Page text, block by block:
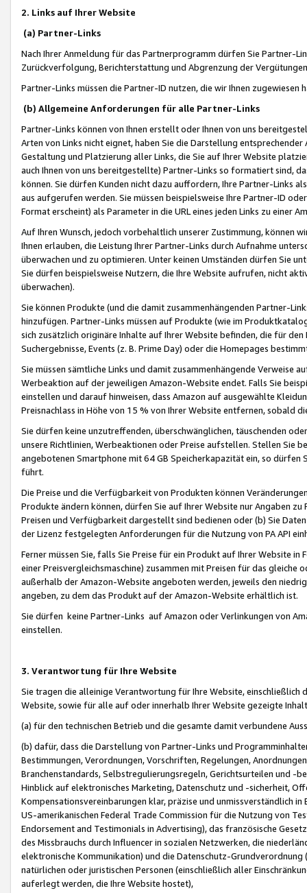
2. Links auf Ihrer Website
(a) Partner-Links
Nach Ihrer Anmeldung für das Partnerprogramm dürfen Sie Partner-
Zurückverfolgung, Berichterstattung und Abgrenzung der
Partner-Links müssen die Partner-ID nutzen, die wir Ihnen zugewiesen
(b) Allgemeine Anforderungen für alle Partner-Links
Partner-Links können von Ihnen erstellt oder Ihnen von uns
Arten von Links nicht eignet, haben Sie die Darstellung
Gestaltung und Platzierung aller Links, die Sie auf Ihrer Website
auch Ihnen von uns bereitgestellte) Partner-Links so formatiert sind,
können. Sie dürfen Kunden nicht dazu auffordern, Ihre Partner-Links
aus aufgerufen werden. Sie müssen beispielsweise Ihre Partner-ID
Format erscheint) als Parameter in die URL eines jeden Links zu einer
Auf Ihren Wunsch, jedoch vorbehaltlich unserer Zustimmung, können
Ihnen erlauben, die Leistung Ihrer Partner-Links durch Aufnahme
überwachen und zu optimieren. Unter keinen Umständen dürfen Sie
Sie dürfen beispielsweise Nutzern, die Ihre Website aufrufen, nicht
überwachen).
Sie können Produkte (und die damit zusammenhängenden Partner-
hinzufügen. Partner-Links müssen auf Produkte (wie im
sich zusätzlich originäre Inhalte auf Ihrer Website befinden, die für
Suchergebnisse, Events (z. B. Prime Day) oder die Homepages
Sie müssen sämtliche Links und damit zusammenhängende
Werbeaktion auf der jeweiligen Amazon-Website endet. Falls Sie
einstellen und darauf hinweisen, dass Amazon auf ausgewählte
Preisnachlass in Höhe von 15 % von Ihrer Website entfernen, sobald
Sie dürfen keine unzutreffenden, überschwänglichen, täuschenden
unsere Richtlinien, Werbeaktionen oder Preise aufstellen. Stellen Sie
angebotenen Smartphone mit 64 GB Speicherkapazität ein, so dürfen
führt.
Die Preise und die Verfügbarkeit von Produkten können
Produkte ändern können, dürfen Sie auf Ihrer Website nur Angaben
Preisen und Verfügbarkeit dargestellt sind bedienen oder (b) Sie
der Lizenz festgelegten Anforderungen für die Nutzung von PA API
Ferner müssen Sie, falls Sie Preise für ein Produkt auf Ihrer Website
einer Preisvergleichsmaschine) zusammen mit Preisen für das
außerhalb der Amazon-Website angeboten werden, jeweils den
angeben, zu dem das Produkt auf der Amazon-Website erhältlich ist.
Sie dürfen keine Partner-Links auf Amazon oder Verlinkungen von
einstellen.
3. Verantwortung für Ihre Website
Sie tragen die alleinige Verantwortung für Ihre Website,
Website, sowie für alle auf oder innerhalb Ihrer Website gezeigte
(a) für den technischen Betrieb und die gesamte damit verbundene
(b) dafür, dass die Darstellung von Partner-Links und
Bestimmungen, Verordnungen, Vorschriften, Regelungen,
Branchenstandards, Selbstregulierungsregeln, Gerichtsurteilen und -
Hinblick auf elektronisches Marketing, Datenschutz und -sicherheit,
Kompensationsvereinbarungen klar, präzise und unmissverständlich
US-amerikanischen Federal Trade Commission für die Nutzung von
Endorsement and Testimonials in Advertising), das französische
des Missbrauchs durch Influencer in sozialen Netzwerken, die
elektronische Kommunikation) und die Datenschutz-
natürlichen oder juristischen Personen (einschließlich aller
auferlegt werden, die Ihre Website hostet),